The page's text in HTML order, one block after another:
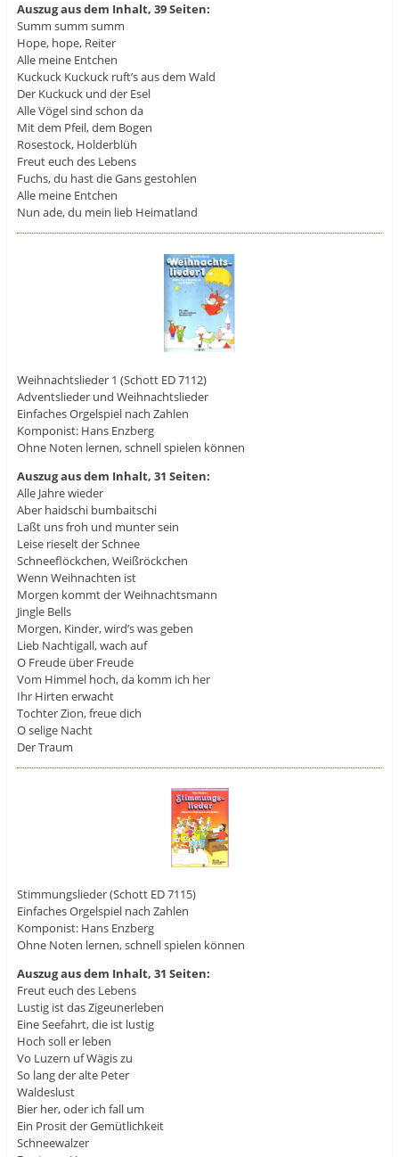
Auszug aus dem Inhalt, 39 Seiten:
Summ summ summ
Hope, hope, Reiter
Alle meine Entchen
Kuckuck Kuckuck ruft’s aus dem Wald
Der Kuckuck und der Esel
Alle Vögel sind schon da
Mit dem Pfeil, dem Bogen
Rosestock, Holderblüh
Freut euch des Lebens
Fuchs, du hast die Gans gestohlen
Alle meine Entchen
Nun ade, du mein lieb Heimatland
Weihnachtslieder 1 (Schott ED 7112)
Adventslieder und Weihnachtslieder
Einfaches Orgelspiel nach Zahlen
Komponist: Hans Enzberg
Ohne Noten lernen, schnell spielen können
Auszug aus dem Inhalt, 31 Seiten:
Alle Jahre wieder
Aber haidschi bumbaitschi
Laßt uns froh und munter sein
Leise rieselt der Schnee
Schneeflöckchen, Weißröckchen
Wenn Weihnachten ist
Morgen kommt der Weihnachtsmann
Jingle Bells
Morgen, Kinder, wird’s was geben
Lieb Nachtigall, wach auf
O Freude über Freude
Vom Himmel hoch, da komm ich her
Ihr Hirten erwacht
Tochter Zion, freue dich
O selige Nacht
Der Traum
Stimmungslieder (Schott ED 7115)
Einfaches Orgelspiel nach Zahlen
Komponist: Hans Enzberg
Ohne Noten lernen, schnell spielen können
Auszug aus dem Inhalt, 31 Seiten:
Freut euch des Lebens
Lustig ist das Zigeunerleben
Eine Seefahrt, die ist lustig
Hoch soll er leben
Vo Luzern uf Wägis zu
So lang der alte Peter
Waldeslust
Bier her, oder ich fall um
Ein Prosit der Gemütlichkeit
Schneewalzer